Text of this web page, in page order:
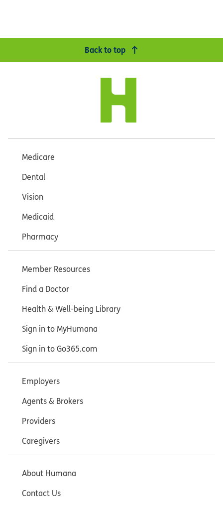
Back to top
Medicare
Dental
Vision
Medicaid
Pharmacy
Member Resources
Find a Doctor
Health & Well-being Library
Sign in to MyHumana
Sign in to Go365.com
Employers
Agents & Brokers
Providers
Caregivers
About Humana
Contact Us